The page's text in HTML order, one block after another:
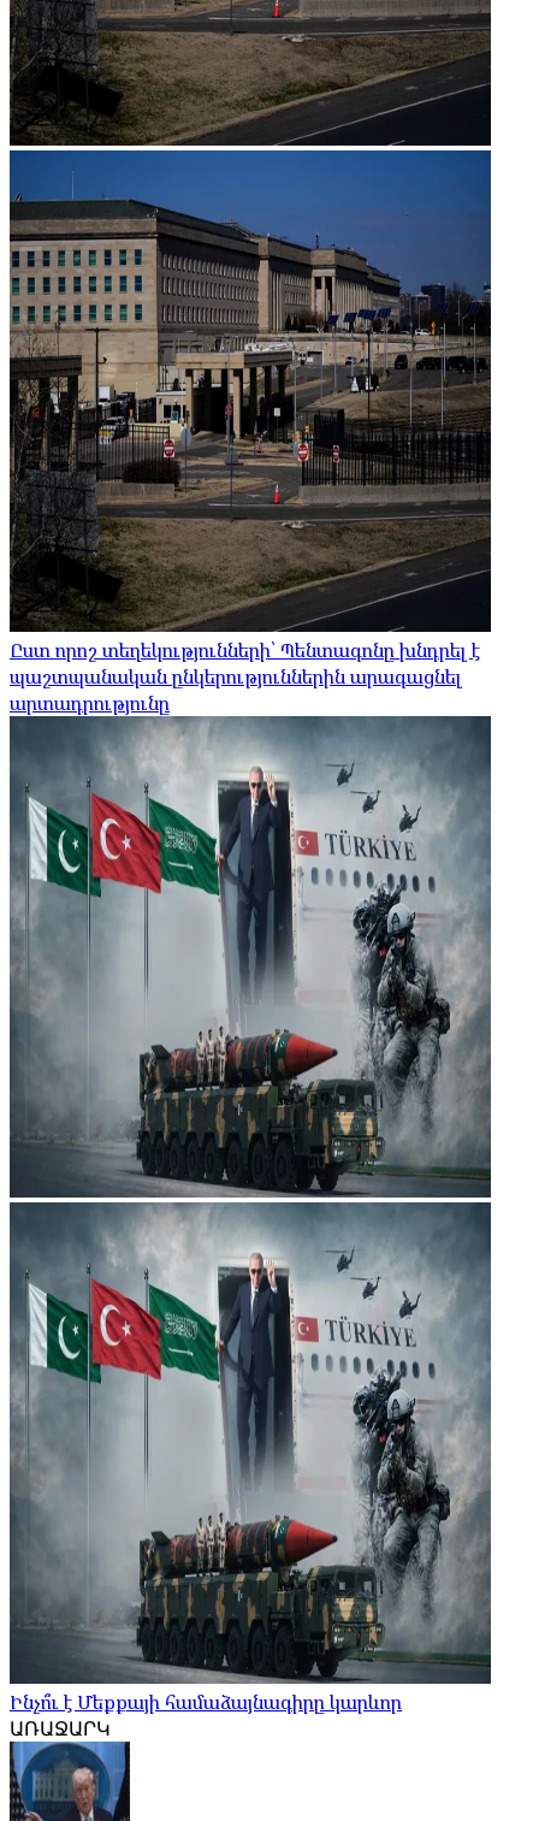
Ըստ որոշ տեղեկությունների՝ Պենտագոնը խնդրել է
պաշտպանական ընկերություններին արագացնել
արտադրությունը
Ինչո՞ւ է Մեքքայի համաձայնագիրը կարևոր
ԱՌԱՋԱՐԿ